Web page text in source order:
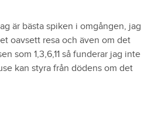
är bästa spiken i omgången, jag
oavsett resa och även om det
som 1,3,6,11 så funderar jag inte
kan styra från dödens om det